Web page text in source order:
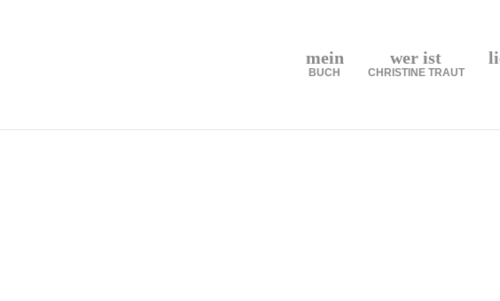
mein
BUCH
wer ist
CHRISTINE TRAUT